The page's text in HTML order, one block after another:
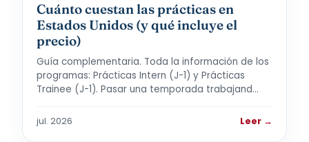
Cuánto cuestan las prácticas en
Estados Unidos (y qué incluye el
precio)
Guía complementaria. Toda la información de los
programas: Prácticas Intern (J-1) y Prácticas
Trainee (J-1). Pasar una temporada trabajand…
jul. 2026 Leer →